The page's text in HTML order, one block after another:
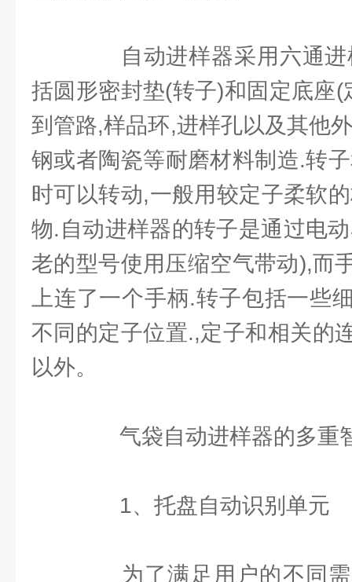
自动进样器采用六通进
括圆形密封垫(转子)和固定底座
到管路,样品环,进样孔以及其他
钢或者陶瓷等耐磨材料制造.转
时可以转动,一般用较定子柔软
物.自动进样器的转子是通过电
老的型号使用压缩空气带动),而
上连了一个手柄.转子包括一些
不同的定子位置.,定子和相关的
以外。
气袋自动进样器的多重
1、托盘自动识别单元
为了满足用户的不同需